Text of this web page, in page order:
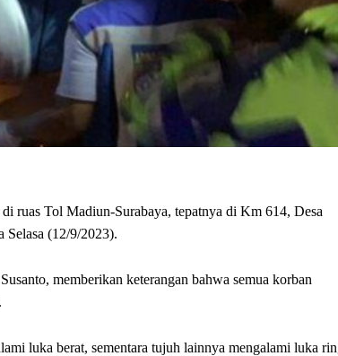
ruas Tol Madiun-Surabaya, tepatnya di Km 614, Desa
Selasa (12/9/2023).
memberikan keterangan bahwa semua korban
luka berat, sementara tujuh lainnya mengalami luka